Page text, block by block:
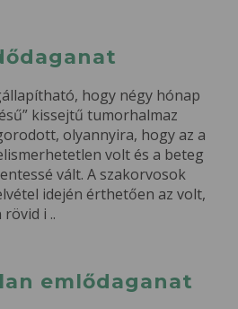
hogy négy hónap
kissejtű tumorhalmaz
olyannyira, hogy az a
volt és a beteg
vált. A szakorvosok
idején érthetően az volt,
i ..
emlődaganat